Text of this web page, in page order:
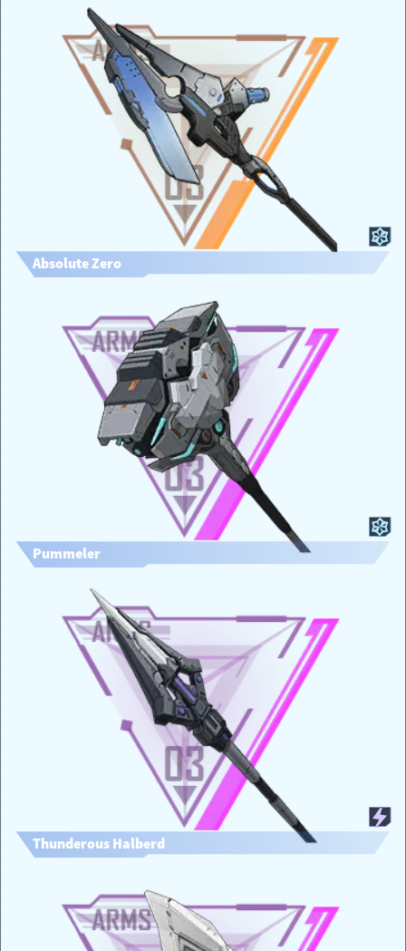
Absolute Zero
Pummeler
Thunderous Halberd